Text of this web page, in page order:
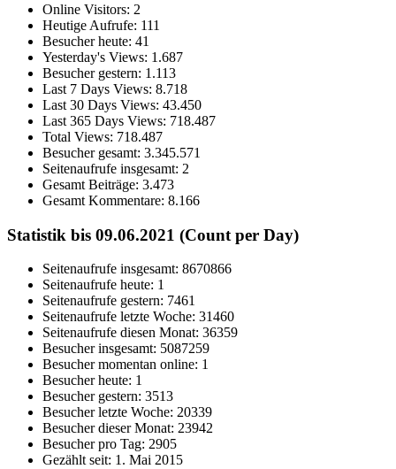
Online Visitors: 2
Heutige Aufrufe: 111
Besucher heute: 41
Yesterday's Views: 1.687
Besucher gestern: 1.113
Last 7 Days Views: 8.718
Last 30 Days Views: 43.450
Last 365 Days Views: 718.487
Total Views: 718.487
Besucher gesamt: 3.345.571
Seitenaufrufe insgesamt: 2
Gesamt Beiträge: 3.473
Gesamt Kommentare: 8.166
Statistik bis 09.06.2021 (Count per Day)
Seitenaufrufe insgesamt: 8670866
Seitenaufrufe heute: 1
Seitenaufrufe gestern: 7461
Seitenaufrufe letzte Woche: 31460
Seitenaufrufe diesen Monat: 36359
Besucher insgesamt: 5087259
Besucher momentan online: 1
Besucher heute: 1
Besucher gestern: 3513
Besucher letzte Woche: 20339
Besucher dieser Monat: 23942
Besucher pro Tag: 2905
Gezählt seit: 1. Mai 2015